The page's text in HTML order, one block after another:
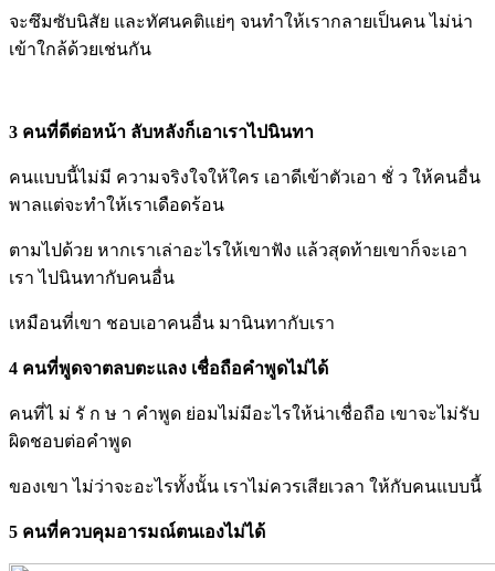
จะซึมซับนิสัย และทัศนคติแย่ๆ จนทำให้เรากลายเป็นคน ไม่น่า
เข้าใกล้ด้วยเช่นกัน
3 คนที่ดีต่อหน้า ลับหลังก็เอาเราไปนินทา
คนแบบนี้ไม่มี ความจริงใจให้ใคร เอาดีเข้าตัวเอา ชั่ ว ให้คนอื่น
พาลแต่จะทำให้เราเดือดร้อน
ตามไปด้วย หากเราเล่าอะไรให้เขาฟัง แล้วสุดท้ายเขาก็จะเอา
เรา ไปนินทากับคนอื่น
เหมือนที่เขา ชอบเอาคนอื่น มานินทากับเรา
4 คนที่พูดจาตลบตะแลง เชื่อถือคำพูดไม่ได้
คนที่ไ ม่ รั ก ษ า คำพูด ย่อมไม่มีอะไรให้น่าเชื่อถือ เขาจะไม่รับ
ผิดชอบต่อคำพูด
ของเขา ไม่ว่าจะอะไรทั้งนั้น เราไม่ควรเสียเวลา ให้กับคนแบบนี้
5 คนที่ควบคุมอารมณ์ตนเองไม่ได้